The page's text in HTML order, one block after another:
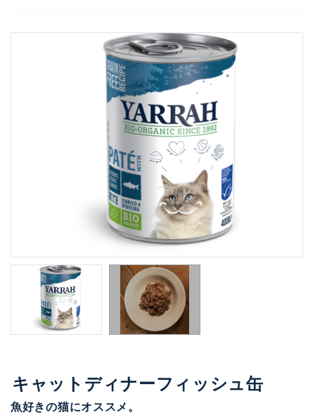
キャットディナーフィッシュ缶
魚好きの猫にオススメ。